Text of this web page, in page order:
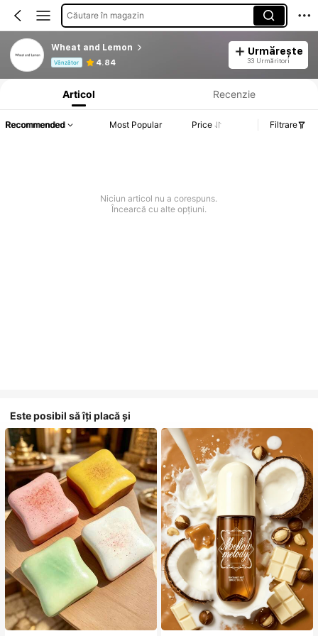
Căutare în magazin
Wheat and Lemon
Vânzător 4.84
Urmărește
33 Urmăritori
Informații despre produs: Divulgarea prețului, detalii privind vânzările și stocul.
Articol Recenzie
Recommended Most Popular Price Filtrare
Niciun articol nu a corespuns.
Încearcă cu alte opțiuni.
Este posibil să îți placă și